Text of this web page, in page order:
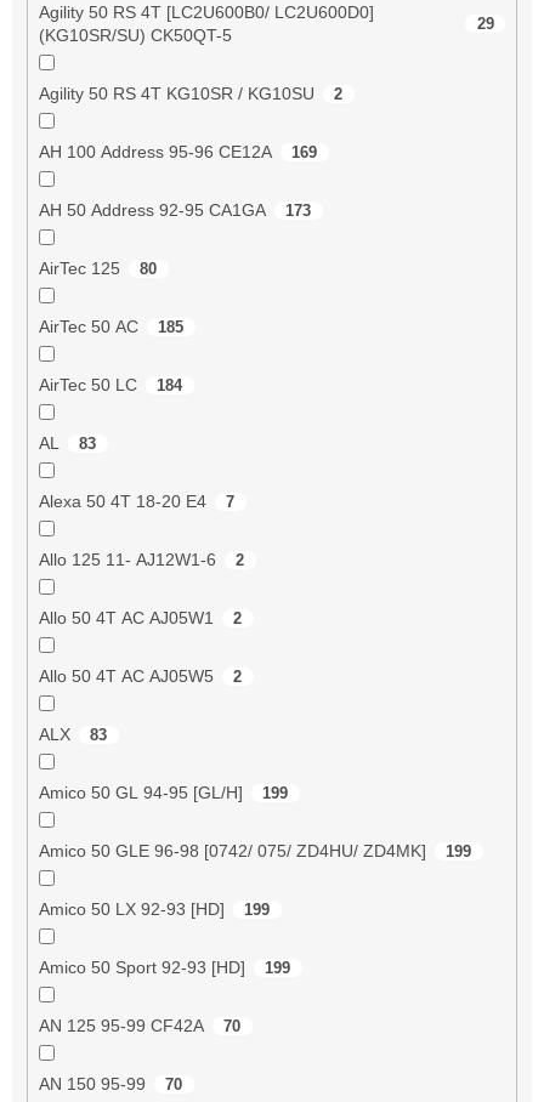
Agility 50 RS 4T [LC2U600B0/ LC2U600D0]
(KG10SR/SU) CK50QT-5
29
Agility 50 RS 4T KG10SR / KG10SU 2
AH 100 Address 95-96 CE12A 169
AH 50 Address 92-95 CA1GA 173
AirTec 125 80
AirTec 50 AC 185
AirTec 50 LC 184
AL 83
Alexa 50 4T 18-20 E4 7
Allo 125 11- AJ12W1-6 2
Allo 50 4T AC AJ05W1 2
Allo 50 4T AC AJ05W5 2
ALX 83
Amico 50 GL 94-95 [GL/H] 199
Amico 50 GLE 96-98 [0742/ 075/ ZD4HU/ ZD4MK] 199
Amico 50 LX 92-93 [HD] 199
Amico 50 Sport 92-93 [HD] 199
AN 125 95-99 CF42A 70
AN 150 95-99 70